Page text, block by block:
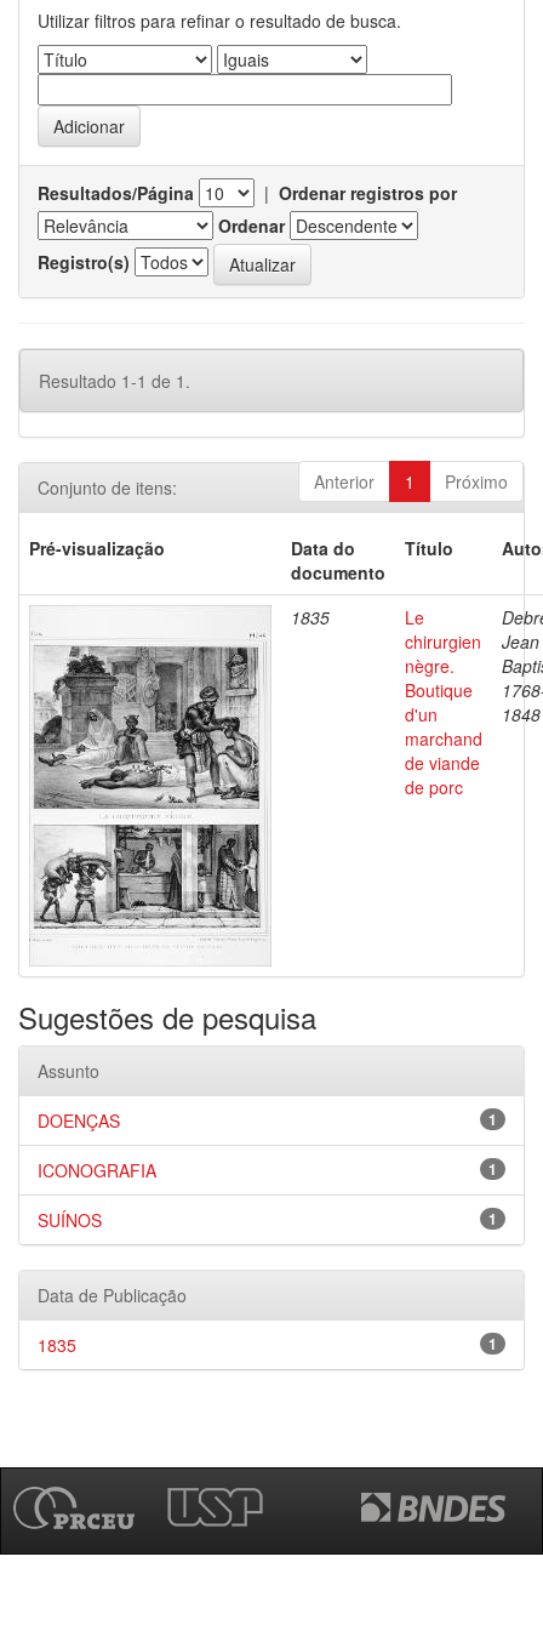
Utilizar filtros para refinar o resultado de busca.
Resultados/Página | Ordenar registros por
Ordenar
Registro(s)
Resultado 1-1 de 1.
Anterior 1 Próximo
Conjunto de itens:
Pré-visualização
Data do
documento
Título
1835
Le
chirurgien
nègre.
Boutique
d'un
marchand
de viande
de porc
Jean
1848
Sugestões de pesquisa
Assunto
1
DOENÇAS
1
ICONOGRAFIA
1
SUÍNOS
Data de Publicação
1
1835